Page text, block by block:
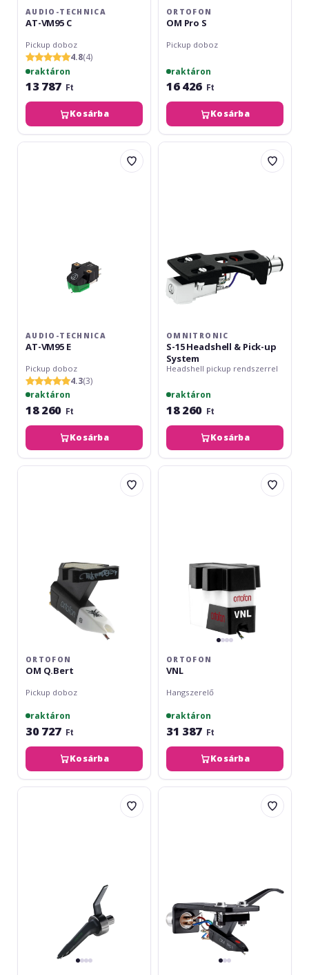
AUDIO-TECHNICA
AT-VM95 C
Pickup doboz
4.8(4)
raktáron
13 787 Ft
Kosárba
ORTOFON
OM Pro S
Pickup doboz
raktáron
16 426 Ft
Kosárba
Audio-
AUDIO-TECHNICA
AT-VM95 E
Pickup doboz
4.3(3)
raktáron
18 260 Ft
Kosárba
Omnitronic
OMNITRONIC
S-15 Headshell & Pick-up
System
Headshell pickup rendszerrel
raktáron
18 260 Ft
Kosárba
Ortofon
ORTOFON
OM Q.Bert
Pickup doboz
raktáron
30 727 Ft
Kosárba
Ortofon
ORTOFON
VNL
Hangszerelő
raktáron
31 387 Ft
Kosárba
Ortofon
Ortofon